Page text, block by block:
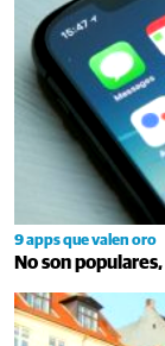
9 apps que valen oro
No son